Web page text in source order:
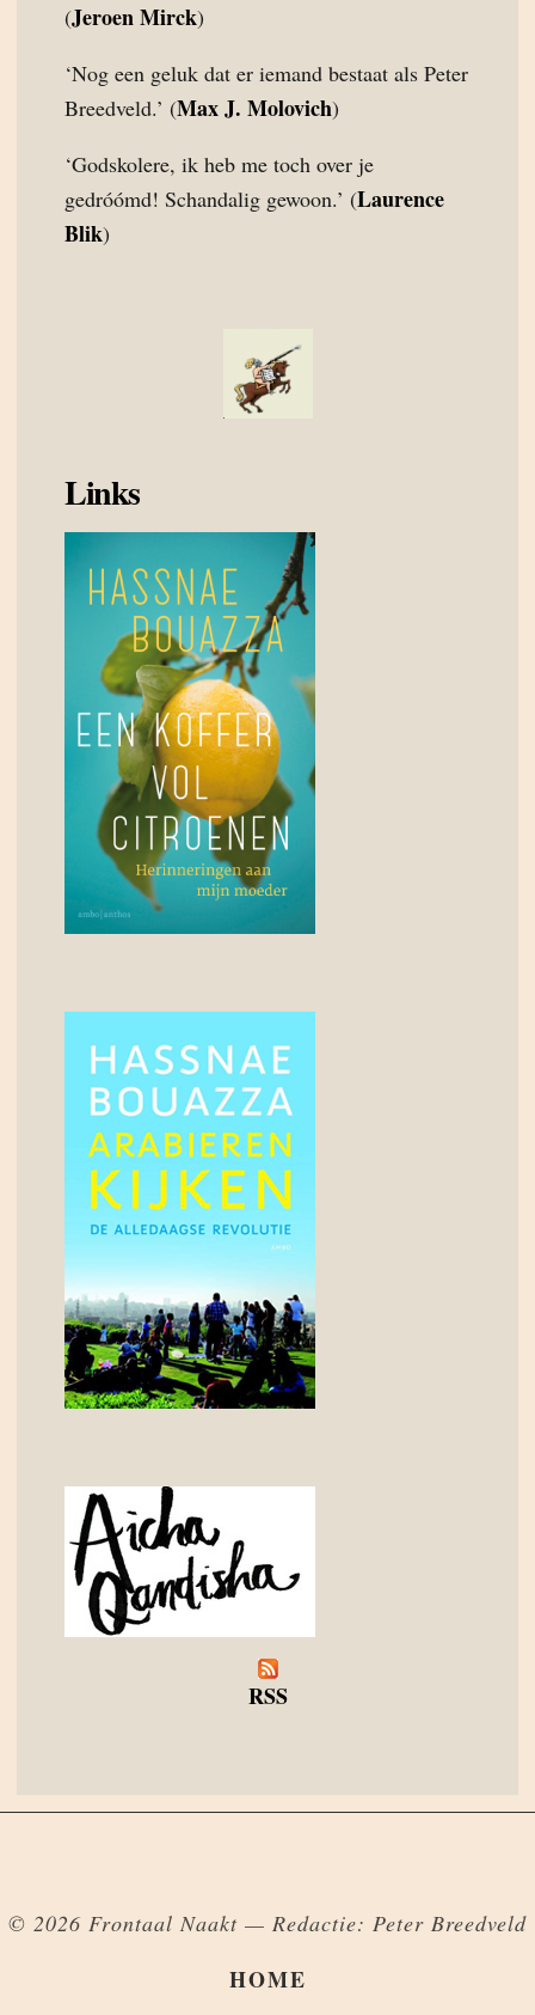
(Jeroen Mirck)
‘Nog een geluk dat er iemand bestaat als Peter
Breedveld.’ (Max J. Molovich)
‘Godskolere, ik heb me toch over je
gedróómd! Schandalig gewoon.’ (Laurence
Blik)
Links
RSS
© 2026 Frontaal Naakt — Redactie: Peter Breedveld
HOME